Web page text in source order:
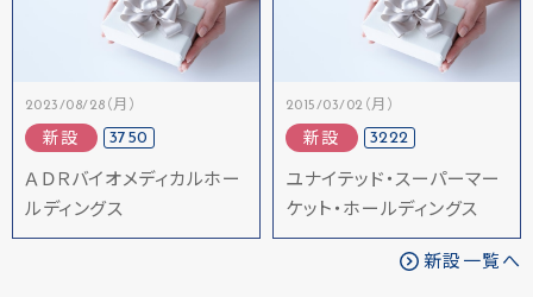
2023/08/28（月）
新設 3750
ＡＤＲバイオメディカルホー
ルディングス
2015/03/02（月）
新設 3222
ユナイテッド・スーパーマー
ケット・ホールディングス
新設一覧へ